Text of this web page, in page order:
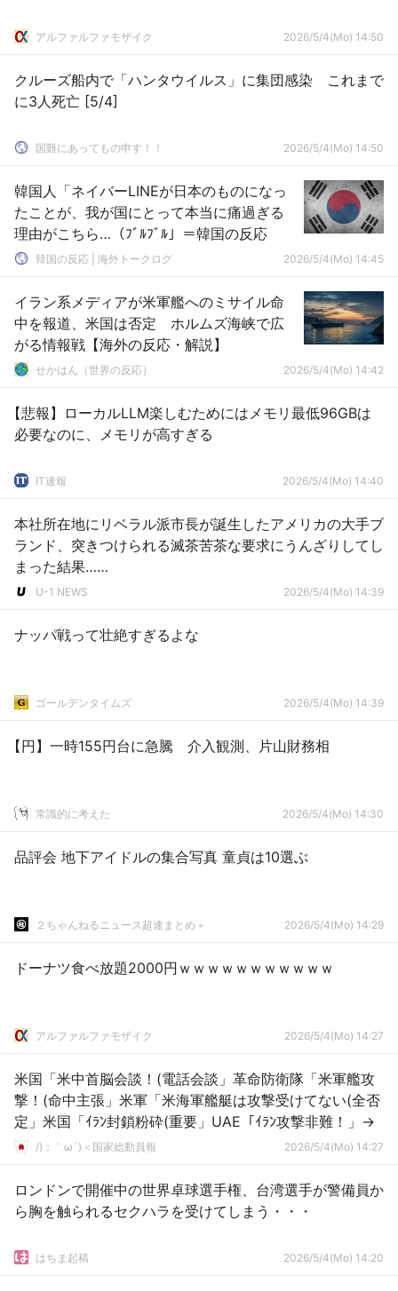
アルファルファモザイク 2026/5/4(Mo) 14:50
クルーズ船内で「ハンタウイルス」に集団感染 これまで
に3人死亡 [5/4]
国難にあってもの申す！！ 2026/5/4(Mo) 14:50
韓国人「ネイバーLINEが日本のものになっ
たことが、我が国にとって本当に痛過ぎる
理由がこちら…（ﾌﾞﾙﾌﾞﾙ」＝韓国の反応
韓国の反応 | 海外トークログ 2026/5/4(Mo) 14:45
イラン系メディアが米軍艦へのミサイル命
中を報道、米国は否定 ホルムズ海峡で広
がる情報戦【海外の反応・解説】
せかはん（世界の反応） 2026/5/4(Mo) 14:42
【悲報】ローカルLLM楽しむためにはメモリ最低96GBは
必要なのに、メモリが高すぎる
IT速報 2026/5/4(Mo) 14:40
本社所在地にリベラル派市長が誕生したアメリカの大手ブ
ランド、突きつけられる滅茶苦茶な要求にうんざりしてし
まった結果……
U-1 NEWS 2026/5/4(Mo) 14:39
ナッパ戦って壮絶すぎるよな
ゴールデンタイムズ 2026/5/4(Mo) 14:39
【円】一時155円台に急騰 介入観測、片山財務相
常識的に考えた 2026/5/4(Mo) 14:30
品評会 地下アイドルの集合写真 童貞は10選ぶ
２ちゃんねるニュース超速まとめ＋ 2026/5/4(Mo) 14:29
ドーナツ食べ放題2000円ｗｗｗｗｗｗｗｗｗｗｗ
アルファルファモザイク 2026/5/4(Mo) 14:27
米国「米中首脳会談！(電話会談」革命防衛隊「米軍艦攻
撃！(命中主張」米軍「米海軍艦艇は攻撃受けてない(全否
定」米国「ｲﾗﾝ封鎖粉砕(重要」UAE「ｲﾗﾝ攻撃非難！」→
/)；｀ω´)＜国家総動員報 2026/5/4(Mo) 14:27
ロンドンで開催中の世界卓球選手権、台湾選手が警備員か
ら胸を触られるセクハラを受けてしまう・・・
はちま起稿 2026/5/4(Mo) 14:20